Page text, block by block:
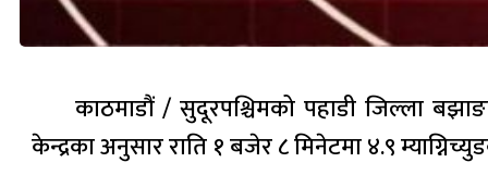
काठमाडौं / सुदूरपश्चिमको पहाडी जिल्ला
केन्द्रका अनुसार राति १ बजेर ८ मिनेटमा ४.९